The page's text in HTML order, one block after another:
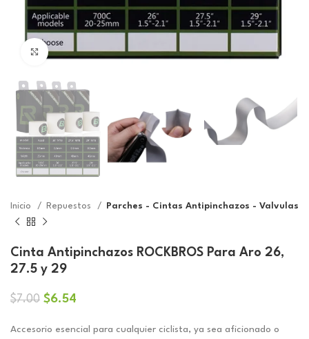
Click to enlarge
Inicio Repuestos Parches - Cintas Antipinchazos - Valvulas
Cinta Antipinchazos ROCKBROS Para Aro 26,
27.5 y 29
$7.00 El
original
$6.54
actual
Accesorio esencial para cualquier ciclista, ya sea aficionado o